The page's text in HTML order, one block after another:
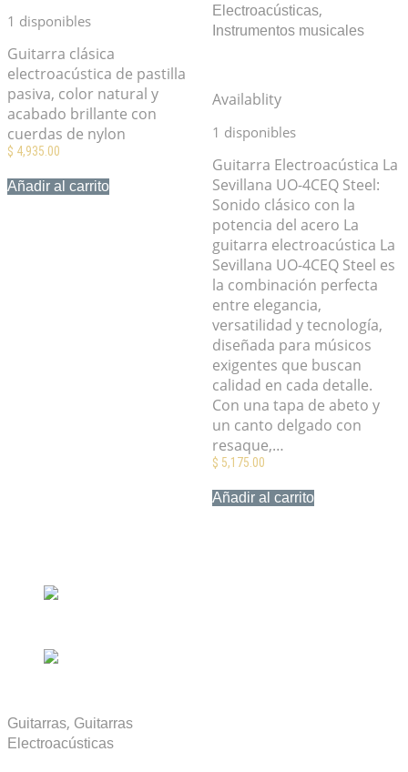
1 disponibles
Guitarra clásica
electroacústica de pastilla
pasiva, color natural y
acabado brillante con
cuerdas de nylon
$ 4,935.00
Añadir al carrito
Electroacústicas,
Instrumentos musicales
Availablity
1 disponibles
Guitarra Electroacústica La
Sevillana UO-4CEQ Steel:
Sonido clásico con la
potencia del acero La
guitarra electroacústica La
Sevillana UO-4CEQ Steel es
la combinación perfecta
entre elegancia,
versatilidad y tecnología,
diseñada para músicos
exigentes que buscan
calidad en cada detalle.
Con una tapa de abeto y
un canto delgado con
resaque,…
$ 5,175.00
Añadir al carrito
Guitarras, Guitarras
Electroacústicas